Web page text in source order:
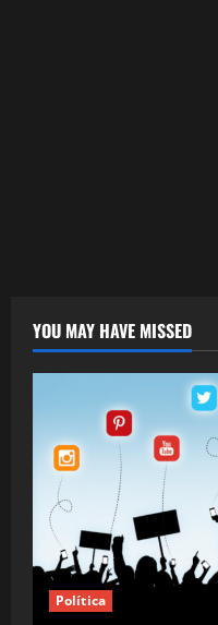
YOU MAY HAVE MISSED
Política